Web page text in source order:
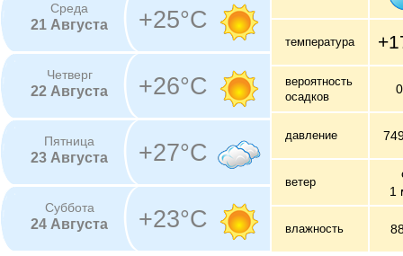
Среда
21 Августа +25°C
Четверг
22 Августа +26°C
Пятница
23 Августа +27°C
Суббота
24 Августа +23°C
температура
вероятность
осадков
давление
ветер
1
влажность